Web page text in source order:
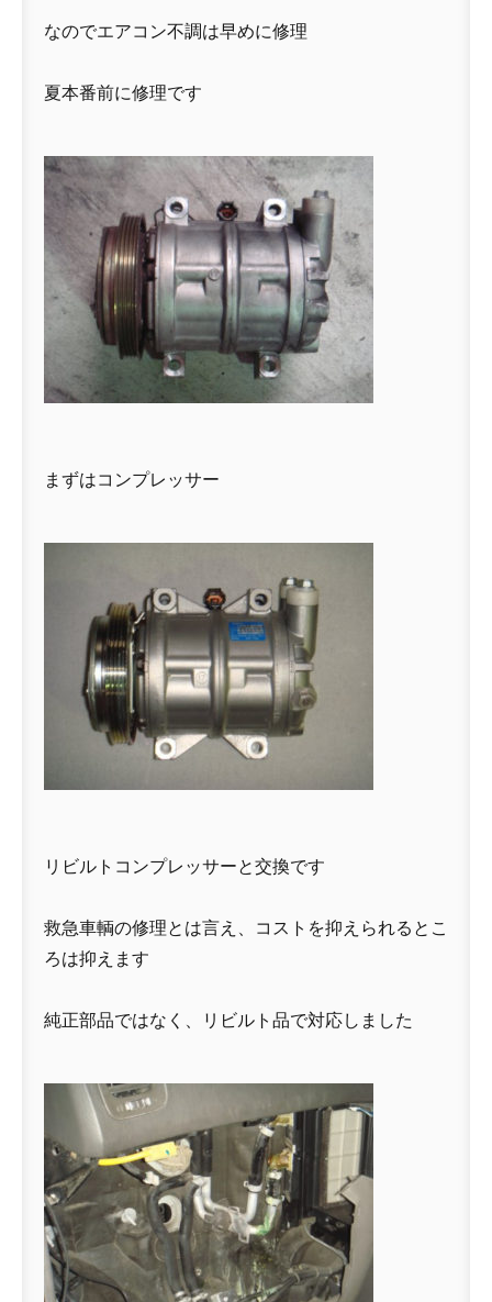
なのでエアコン不調は早めに修理
夏本番前に修理です
まずはコンプレッサー
リビルトコンプレッサーと交換です
救急車輌の修理とは言え、コストを抑えられるとこ
ろは抑えます
純正部品ではなく、リビルト品で対応しました